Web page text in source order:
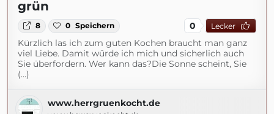
grün
8 0 Speichern 0 Lecker
Kürzlich las ich zum guten Kochen braucht man ganz
viel Liebe. Damit würde ich mich und sicherlich auch
Sie überfordern. Wer kann das?Die Sonne scheint, Sie
(...)
www.herrgruenkocht.de